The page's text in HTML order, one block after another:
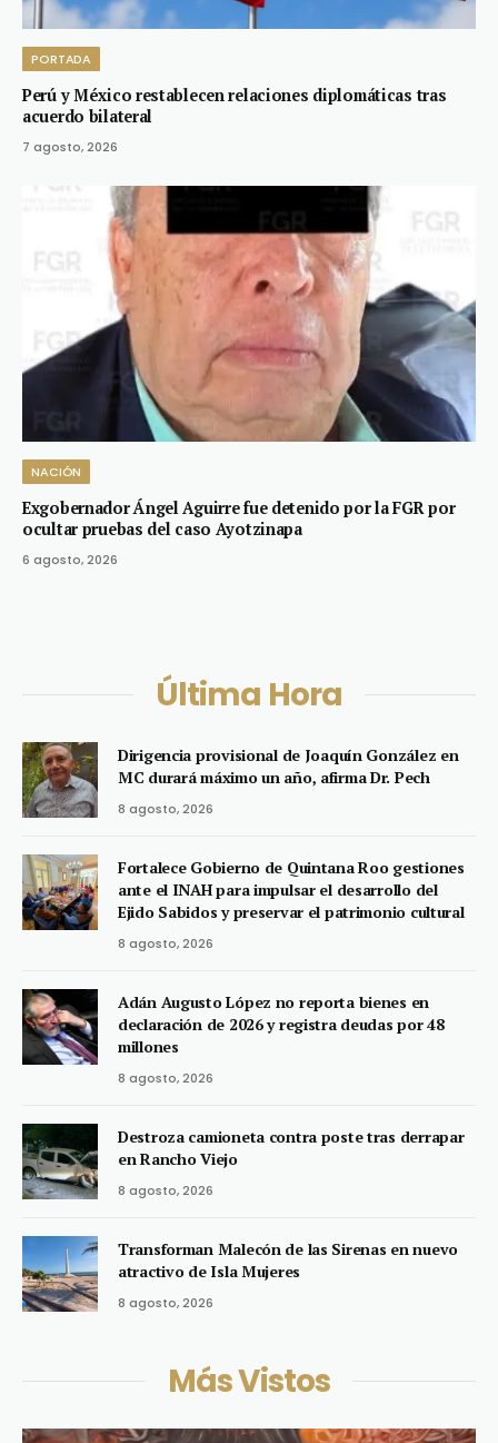
PORTADA
Perú y México restablecen relaciones diplomáticas tras
acuerdo bilateral
7 agosto, 2026
NACIÓN
Exgobernador Ángel Aguirre fue detenido por la FGR por
ocultar pruebas del caso Ayotzinapa
6 agosto, 2026
Última Hora
Dirigencia provisional de Joaquín González en
MC durará máximo un año, afirma Dr. Pech
8 agosto, 2026
Fortalece Gobierno de Quintana Roo gestiones
ante el INAH para impulsar el desarrollo del
Ejido Sabidos y preservar el patrimonio cultural
8 agosto, 2026
Adán Augusto López no reporta bienes en
declaración de 2026 y registra deudas por 48
millones
8 agosto, 2026
Destroza camioneta contra poste tras derrapar
en Rancho Viejo
8 agosto, 2026
Transforman Malecón de las Sirenas en nuevo
atractivo de Isla Mujeres
8 agosto, 2026
Más Vistos